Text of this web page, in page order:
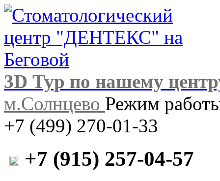
3D Тур по нашему
м.Солнцево Режим
+7 (499) 270-01-33
+7 (915) 257-04-57